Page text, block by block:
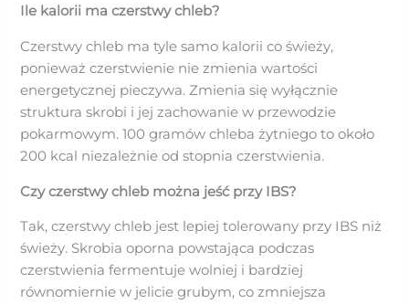
Ile kalorii ma czerstwy chleb?
Czerstwy chleb ma tyle samo kalorii co świeży,
ponieważ czerstwienie nie zmienia wartości
energetycznej pieczywa. Zmienia się wyłącznie
struktura skrobi i jej zachowanie w przewodzie
pokarmowym. 100 gramów chleba żytniego to około
200 kcal niezależnie od stopnia czerstwienia.
Czy czerstwy chleb można jeść przy IBS?
Tak, czerstwy chleb jest lepiej tolerowany przy IBS niż
świeży. Skrobia oporna powstająca podczas
czerstwienia fermentuje wolniej i bardziej
równomiernie w jelicie grubym, co zmniejsza